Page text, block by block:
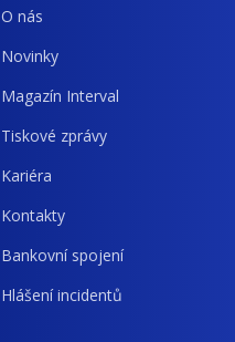
O nás
Novinky
Magazín Interval
Tiskové zprávy
Kariéra
Kontakty
Bankovní spojení
Hlášení incidentů